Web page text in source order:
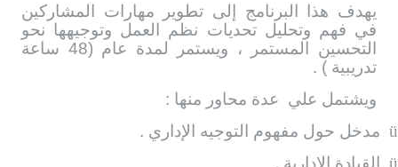
يهدف هذا البرنامج إلى تطوير مهارات المشاركين
في فهم وتحليل تحديات نظم العمل وتوجيهها نحو
التحسين المستمر ، ويستمر لمدة عام (48 ساعة
تدريبية ) .
ويشتمل علي عدة محاور منها :
ü مدخل حول مفهوم التوجيه الإداري .
ü
القيادة الإدارية .